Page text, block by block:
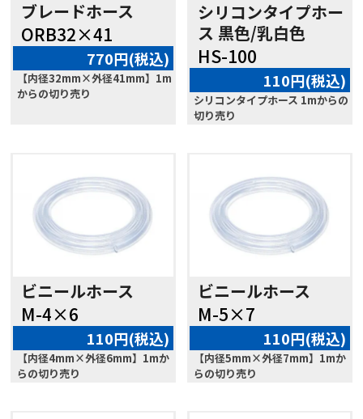
ブレードホース
ORB32×41
770円(税込)
【内径32mm×外径41mm】1m
からの切り売り
シリコンタイプホー
ス 黒色/乳白色
HS-100
110円(税込)
シリコンタイプホース 1mからの
切り売り
ビニールホース
M-4×6
110円(税込)
【内径4mm×外径6mm】1mか
らの切り売り
ビニールホース
M-5×7
110円(税込)
【内径5mm×外径7mm】1mか
らの切り売り